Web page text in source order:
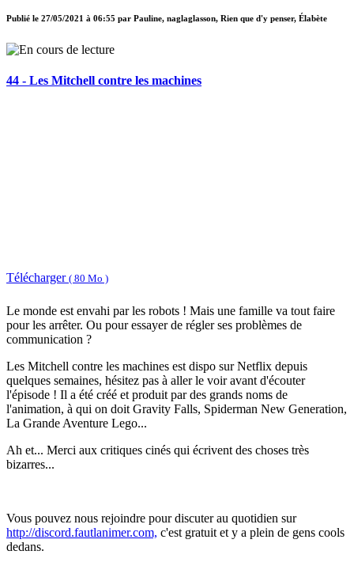
Publié le 27/05/2021 à 06:55 par Pauline, naglaglasson, Rien que d'y penser, Élabète
44 - Les Mitchell contre les machines
Télécharger ( 80 Mo )
Le monde est envahi par les robots ! Mais une famille va tout faire
pour les arrêter. Ou pour essayer de régler ses problèmes de
communication ?
Les Mitchell contre les machines est dispo sur Netflix depuis
quelques semaines, hésitez pas à aller le voir avant d'écouter
l'épisode ! Il a été créé et produit par des grands noms de
l'animation, à qui on doit Gravity Falls, Spiderman New Generation,
La Grande Aventure Lego...
Ah et... Merci aux critiques cinés qui écrivent des choses très
bizarres...
Vous pouvez nous rejoindre pour discuter au quotidien sur
http://discord.fautlanimer.com, c'est gratuit et y a plein de gens cools
dedans.